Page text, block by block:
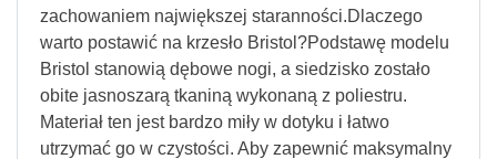
zachowaniem największej staranności.Dlaczego
warto postawić na krzesło Bristol?Podstawę modelu
Bristol stanowią dębowe nogi, a siedzisko zostało
obite jasnoszarą tkaniną wykonaną z poliestru.
Materiał ten jest bardzo miły w dotyku i łatwo
utrzymać go w czystości. Aby zapewnić maksymalny